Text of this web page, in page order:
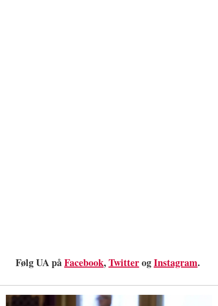
Følg UA påFacebook,TwitterogInstagram.